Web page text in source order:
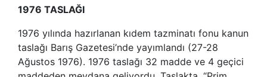
1976 TASLAĞI
1976 yılında hazırlanan kıdem tazminatı fonu kanun
taslağı Barış Gazetesi’nde yayımlandı (27-28
Ağustos 1976). 1976 taslağı 32 madde ve 4 geçici